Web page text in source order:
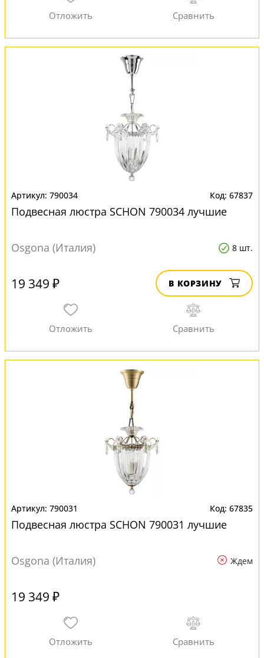
790034 67837
Подвесная люстра SCHON 790034 лучшие
Osgona (Италия) 8 шт.
19 349 ₽ В КОРЗИНУ
790031 67835
Подвесная люстра SCHON 790031 лучшие
Osgona (Италия) Ждем
19 349 ₽